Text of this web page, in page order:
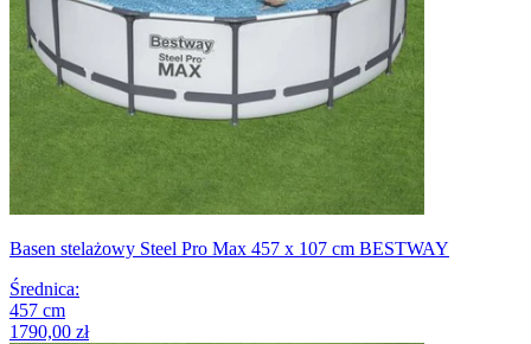
Basen stelażowy Steel Pro Max 457 x 107 cm BESTWAY
Średnica:
457 cm
1790,00 zł